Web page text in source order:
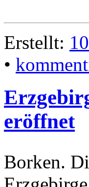
Erstellt:
•
eröffnet
Borken.